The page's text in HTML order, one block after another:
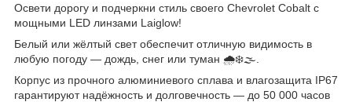
Освети дорогу и подчеркни стиль своего Chevrolet Cobalt с
мощными LED линзами Laiglow!
Белый или жёлтый свет обеспечит отличную видимость в
любую погоду — дождь, снег или туман 🌧❄️🌫.
Корпус из прочного алюминиевого сплава и влагозащита IP67
гарантируют надёжность и долговечность — до 50 000 часов